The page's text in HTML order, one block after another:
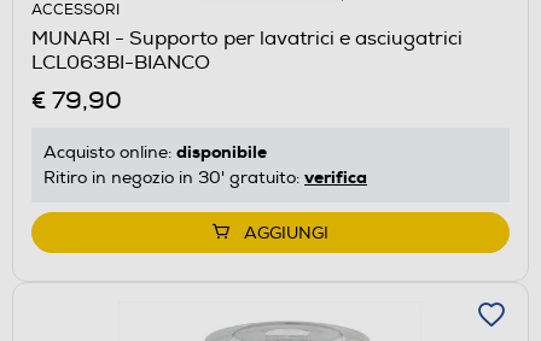
ACCESSORI
MUNARI - Supporto per lavatrici e asciugatrici
LCL063BI-BIANCO
€ 79,90
Acquisto online: disponibile
Ritiro in negozio in 30' gratuito: verifica
AGGIUNGI